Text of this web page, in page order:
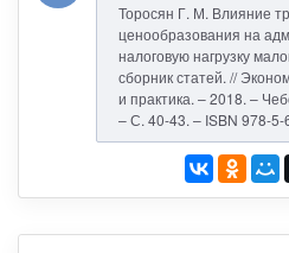
Торосян Г. М. Влияние
ценообразования на
налоговую нагрузку
сборник статей. //
и практика. – 2018. –
– С. 40-43. – ISBN 978-